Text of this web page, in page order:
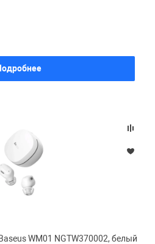
WM01 NGTW370002, белый